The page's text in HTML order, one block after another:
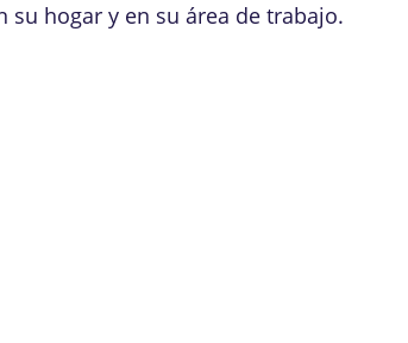
hogar y en su área de trabajo.